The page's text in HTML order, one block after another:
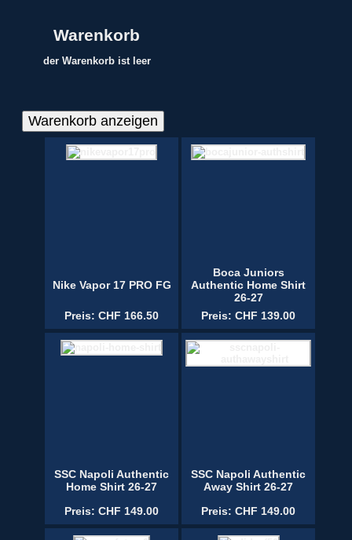
Warenkorb
der Warenkorb ist leer
Nike Vapor 17 PRO FG
Preis: CHF 166.50
Boca Juniors
Authentic Home Shirt
26-27
Preis: CHF 139.00
SSC Napoli Authentic
Home Shirt 26-27
Preis: CHF 149.00
SSC Napoli Authentic
Away Shirt 26-27
Preis: CHF 149.00